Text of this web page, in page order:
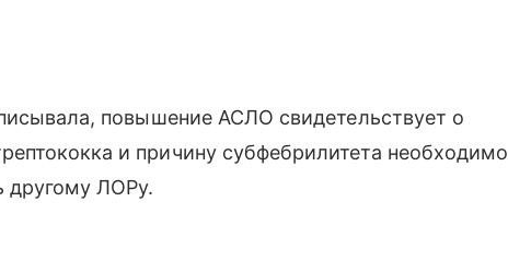
повышение АСЛО свидетельствует о
и причину субфебрилитета необходимо
другому ЛОРу.